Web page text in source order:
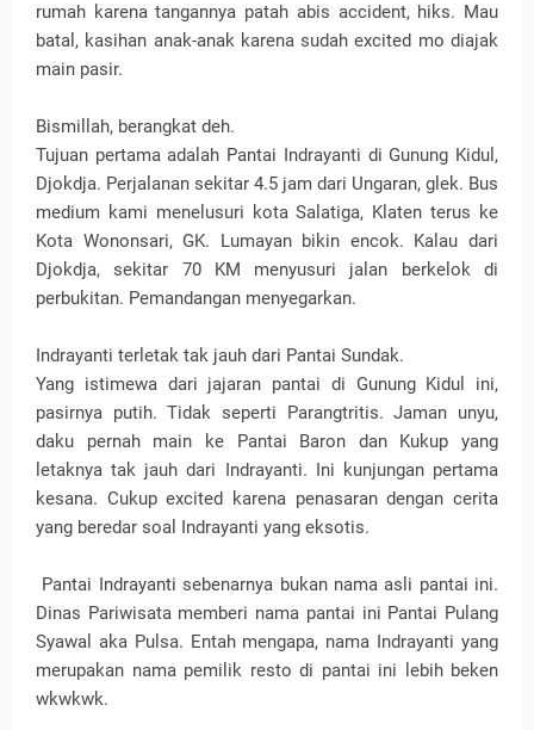
rumah karena tangannya patah abis accident, hiks. Mau
batal, kasihan anak-anak karena sudah excited mo diajak
main pasir.
Bismillah, berangkat deh.
Tujuan pertama adalah Pantai Indrayanti di Gunung Kidul,
Djokdja. Perjalanan sekitar 4.5 jam dari Ungaran, glek. Bus
medium kami menelusuri kota Salatiga, Klaten terus ke
Kota Wononsari, GK. Lumayan bikin encok. Kalau dari
Djokdja, sekitar 70 KM menyusuri jalan berkelok di
perbukitan. Pemandangan menyegarkan.
Indrayanti terletak tak jauh dari Pantai Sundak.
Yang istimewa dari jajaran pantai di Gunung Kidul ini,
pasirnya putih. Tidak seperti Parangtritis. Jaman unyu,
daku pernah main ke Pantai Baron dan Kukup yang
letaknya tak jauh dari Indrayanti. Ini kunjungan pertama
kesana. Cukup excited karena penasaran dengan cerita
yang beredar soal Indrayanti yang eksotis.
Pantai Indrayanti sebenarnya bukan nama asli pantai ini.
Dinas Pariwisata memberi nama pantai ini Pantai Pulang
Syawal aka Pulsa. Entah mengapa, nama Indrayanti yang
merupakan nama pemilik resto di pantai ini lebih beken
wkwkwk.